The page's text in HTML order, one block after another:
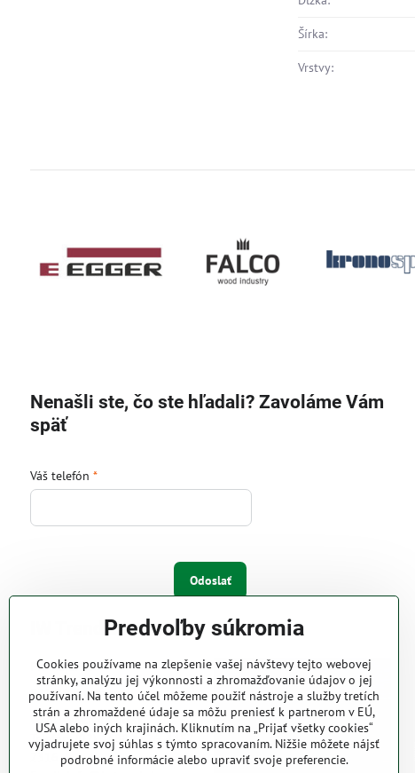
Šírka:
Vrstvy:
Nenašli ste, čo ste hľadali? Zavoláme Vám
späť
Váš telefón *
Odoslať
IW Trend s.r.o.
Pri Majeri 6
831 06 Bratislava
Web: www.iwtrend.sk
Telefón: (02) 4488 4826, 4487
Predvoľby súkromia
Cookies používame na zlepšenie vašej návštevy tejto webovej
stránky, analýzu jej výkonnosti a zhromažďovanie údajov o jej
používaní. Na tento účel môžeme použiť nástroje a služby tretích
strán a zhromaždené údaje sa môžu preniesť k partnerom v EÚ,
USA alebo iných krajinách. Kliknutím na „Prijať všetky cookies“
vyjadrujete svoj súhlas s týmto spracovaním. Nižšie môžete nájsť
podrobné informácie alebo upraviť svoje preferencie.